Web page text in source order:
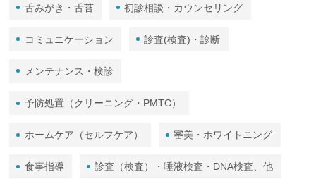
舌みがき・舌苔 初診相談・カウンセリング
コミュニケーション 診査(検査)・診断
メンテナンス・検診
予防処置（クリーニング・PMTC）
ホームケア（セルフケア） 審美・ホワイトニング
食事指導 診査（検査）・唾液検査・DNA検査、他